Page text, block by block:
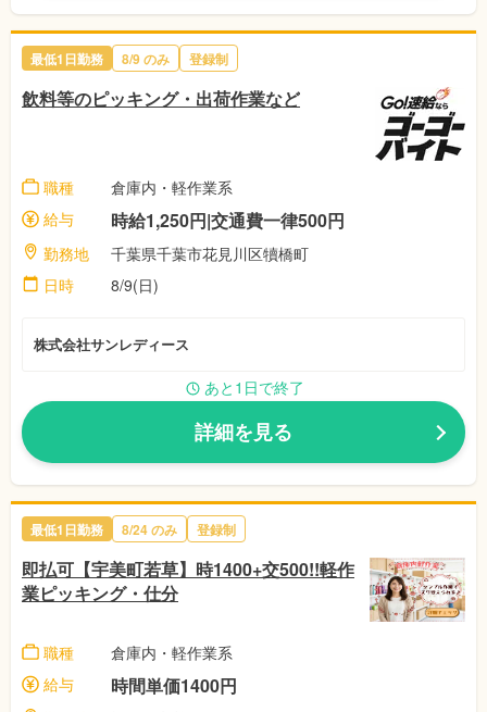
最低1日勤務 8/9のみ 登録制
飲料等のピッキング・出荷作業など
職種
倉庫内・軽作業系
給与
時給1,250円|交通費一律500円
勤務地
千葉県千葉市花見川区犢橋町
日時
8/9(日)
株式会社サンレディース
あと1日で終了
詳細を見る
最低1日勤務 8/24のみ 登録制
即払可【宇美町若草】時1400+交500!!軽作
業ピッキング・仕分
職種
倉庫内・軽作業系
給与
時間単価1400円